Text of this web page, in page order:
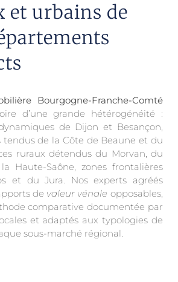
et urbains de
Bourgogne-Franche-Comté
d’une grande hétérogénéité :
de Dijon et Besançon,
tendus de la Côte de Beaune et du
ruraux détendus du Morvan, du
Haute-Saône, zones frontalières
et du Jura. Nos experts agréés
de valeur vénale opposables,
comparative documentée par
et adaptés aux typologies de
sous-marché régional.